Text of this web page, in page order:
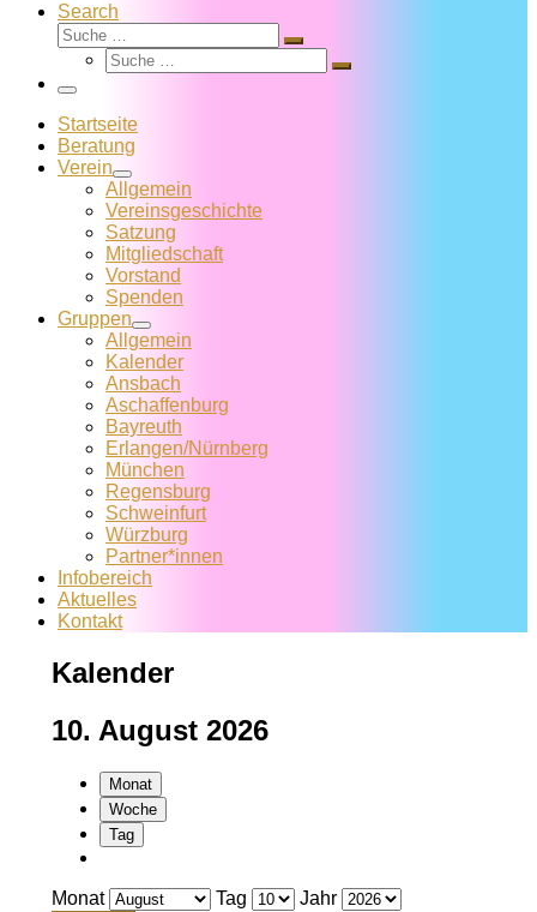
Search
Suche
Suche
Suche
Suche
Menü
Startseite
Beratung
Verein
Allgemein
Vereins­geschichte
Satzung
Mitglied­schaft
Vorstand
Spenden
Gruppen
Allgemein
Kalender
Ansbach
Aschaffenburg
Bayreuth
Erlangen/Nürnberg
München
Regensburg
Schweinfurt
Würzburg
Partner*innen
Infobereich
Aktuelles
Kontakt
Kalender
10. August 2026
Monat
Woche
Tag
Monat Tag Jahr